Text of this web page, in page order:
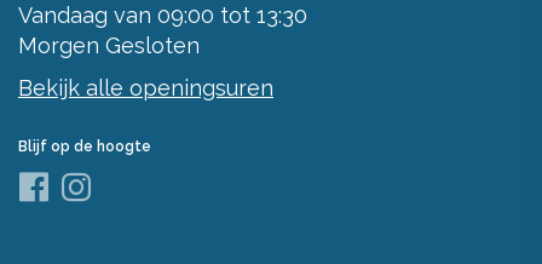
Vandaag van 09:00 tot 13:30
Morgen Gesloten
Bekijk alle openingsuren
Blijf op de hoogte
Facebook
Instagram